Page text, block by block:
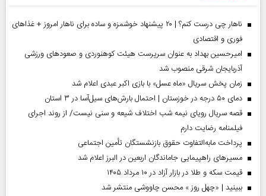
ناهار چی درست کنم؟ | ۲۰ پیشنهاد خوشمزه و ساده برای ناهار امروز + غذاهای
فوری و اقتصادی
امیرحسین بهداد به عنوان سرپرست هیئت کوهنوردی و صعودهای ورزشی
آذربایجان شرقی منصوب شد
زمان پخش سریال «ماه عسل» با بازی اکبر عبدی اعلام شد
دمای ۵۰ درجه در خوزستان | احتمال بارش‌های سیل‌آسا در ۳ استان
قصه سریال رویای نیمه شب اختلاف شیعه و سنی نیست/ از روند اجرای
فیلمنامه رضایت دارم
پرداخت مابه‌التفاوت حقوق بازنشستگان تأمین اجتماعی
مسیر‌های راهپیمایی جاماندگان اربعین در البرز اعلام شد
قیمت سکه و طلا در بازار آزاد در ۱۰ مرداد ۱۴۰۵
ببینید | «چهل روز » محسن چاووشی منتشر شد